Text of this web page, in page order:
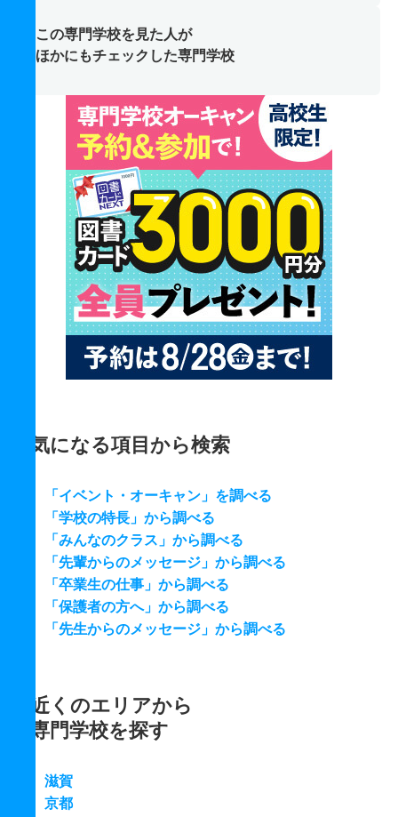
この専門学校を見た人が
ほかにもチェックした専門学校
気になる項目から検索
「イベント・オーキャン」を調べる
「学校の特長」から調べる
「みんなのクラス」から調べる
「先輩からのメッセージ」から調べる
「卒業生の仕事」から調べる
「保護者の方へ」から調べる
「先生からのメッセージ」から調べる
近くのエリアから
専門学校を探す
滋賀
京都